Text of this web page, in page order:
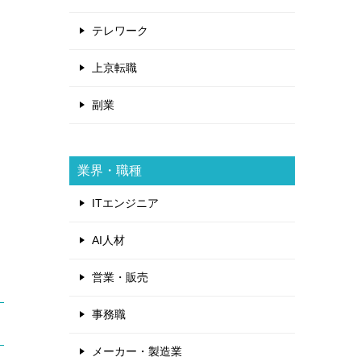
テレワーク
上京転職
副業
業界・職種
ITエンジニア
AI人材
営業・販売
事務職
メーカー・製造業